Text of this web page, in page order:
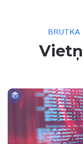
BRUTKA